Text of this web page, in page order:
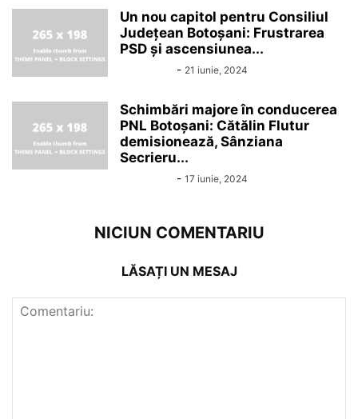
Un nou capitol pentru Consiliul
Județean Botoșani: Frustrarea
PSD și ascensiunea...
- 21 iunie, 2024
Schimbări majore în conducerea
PNL Botoșani: Cătălin Flutur
demisionează, Sânziana
Secrieru...
- 17 iunie, 2024
NICIUN COMENTARIU
LĂSAȚI UN MESAJ